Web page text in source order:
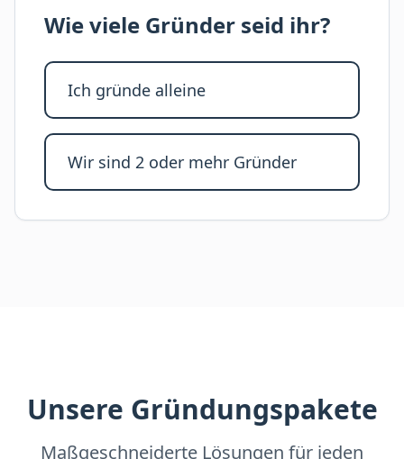
Wie viele Gründer seid ihr?
Ich gründe alleine
Wir sind 2 oder mehr Gründer
Unsere Gründungspakete
Maßgeschneiderte Lösungen für jeden